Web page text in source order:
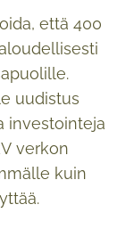
että 400
uudistus
investointeja
verkon
kuin